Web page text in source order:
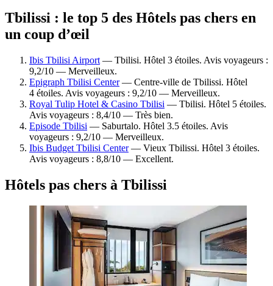
Tbilissi : le top 5 des Hôtels pas chers en
un coup d’œil
Ibis Tbilisi Airport — Tbilisi. Hôtel 3 étoiles. Avis voyageurs :
9,2/10 — Merveilleux.
Epigraph Tbilisi Center— Centre-ville de Tbilissi. Hôtel
4 étoiles. Avis voyageurs : 9,2/10 — Merveilleux.
Royal Tulip Hotel & Casino Tbilisi — Tbilisi. Hôtel 5 étoiles.
Avis voyageurs : 8,4/10 — Très bien.
Episode Tbilisi — Saburtalo. Hôtel 3.5 étoiles. Avis
voyageurs : 9,2/10 — Merveilleux.
Ibis Budget Tbilisi Center— Vieux Tbilissi. Hôtel 3 étoiles.
Avis voyageurs : 8,8/10 — Excellent.
Hôtels pas chers à Tbilissi